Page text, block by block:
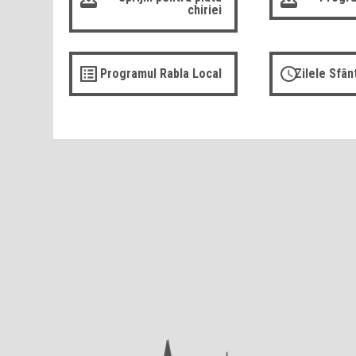
chiriei
Programul Rabla Local Zilele